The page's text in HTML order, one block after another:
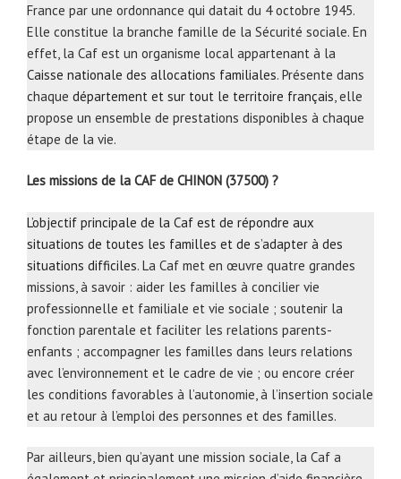
France par une ordonnance qui datait du 4 octobre 1945.
Elle constitue la branche famille de la Sécurité sociale. En
effet, la Caf est un organisme local appartenant à la
Caisse nationale des allocations familiales. Présente dans
chaque département et sur tout le territoire français, elle
propose un ensemble de prestations disponibles à chaque
étape de la vie.
Les missions de la CAF de CHINON (37500) ?
L’objectif principale de la Caf est de répondre aux
situations de toutes les familles et de s’adapter à des
situations difficiles. La Caf met en œuvre quatre grandes
missions, à savoir : aider les familles à concilier vie
professionnelle et familiale et vie sociale ; soutenir la
fonction parentale et faciliter les relations parents-
enfants ; accompagner les familles dans leurs relations
avec l’environnement et le cadre de vie ; ou encore créer
les conditions favorables à l’autonomie, à l’insertion sociale
et au retour à l’emploi des personnes et des familles.
Par ailleurs, bien qu’ayant une mission sociale, la Caf a